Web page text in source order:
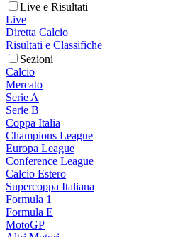
Live e Risultati
Live
Diretta Calcio
Risultati e Classifiche
Sezioni
Calcio
Mercato
Serie A
Serie B
Coppa Italia
Champions League
Europa League
Conference League
Calcio Estero
Supercoppa Italiana
Formula 1
Formula E
MotoGP